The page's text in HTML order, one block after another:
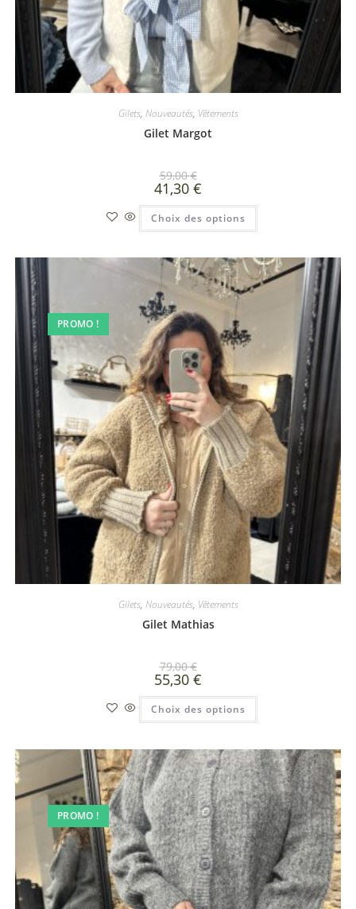
Gilets, Nouveautés, Vêtements
Gilet Margot
59,00€
41,30 €
Choix des options
PROMO !
Gilets, Nouveautés, Vêtements
Gilet Mathias
79,00€
55,30 €
Choix des options
PROMO !